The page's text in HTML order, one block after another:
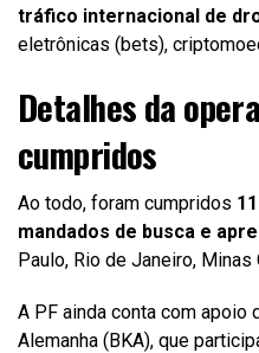
tráfico internacional de
eletrônicas (bets),
Detalhes da
cumpridos
Ao todo, foram cumpridos
mandados de busca e
Paulo, Rio de Janeiro, Minas
A PF ainda conta com apoio
Alemanha (BKA), que